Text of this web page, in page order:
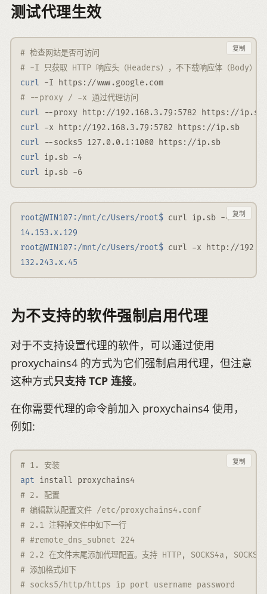
测试代理生效
# 检查网站是否可访问
# -I 只获取 HTTP 响应头（Headers），不下载响应体（Body）
curl
-I https://www.google.com
# --proxy / -x 通过代理访问
curl
--proxy http://192.168.3.79:5782 https://ip.sb
curl
-x http://192.168.3.79:5782 https://ip.sb
curl
--socks5 127.0.0.1:1080 https://ip.sb
curl ip.sb -4
curl ip.sb -6
复制
root@WIN107:/mnt/c/Users/root$ curl ip.sb -4
14.153.x.129
root@WIN107:/mnt/c/Users/root$ curl -x http://
132.243.x.45
复制
为不支持的软件强制启用代理
对于不支持设置代理的软件，可以通过使用
proxychains4 的方式为它们强制启用代理，但注意
这种方式只支持 TCP 连接。
在你需要代理的命令前加入 proxychains4 使用，
例如:
# 1. 安装
apt install proxychains4
# 2. 配置
# 编辑默认配置文件 /etc/proxychains4.conf
# 2.1 注释掉文件中如下一行
# #remote_dns_subnet 224
# 2.2 在文件末尾添加代理配置。支持 HTTP, SOCKS4a, SOCKS5
# 添加格式如下
# socks5/http/https ip port username password
复制